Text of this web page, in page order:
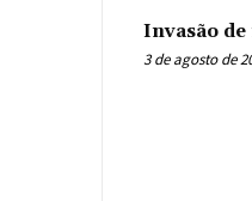
Invasão
3 de agosto de